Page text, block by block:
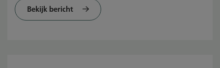
Bekijk bericht